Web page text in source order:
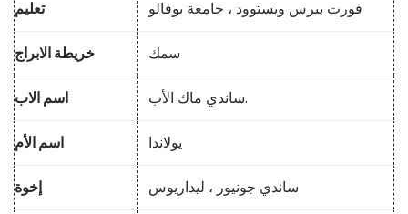
تعليم فورت بيرس ويستوود ، جامعة بوفالو
خريطة الابراج سمك
اسم الاب ساندي ماك الأب.
اسم الأم يولاندا
إخوة ساندي جونيور ، ليداريوس